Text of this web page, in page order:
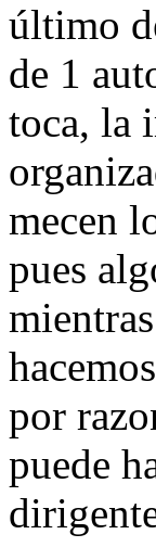
último
de 1
toca, la
mecen
pues
por
puede